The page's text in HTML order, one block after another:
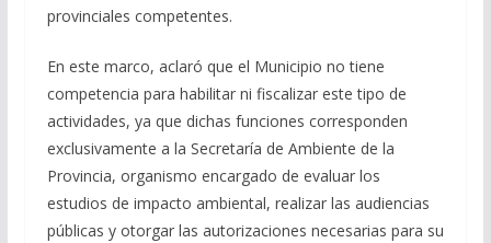
provinciales competentes.
En este marco, aclaró que el Municipio no tiene
competencia para habilitar ni fiscalizar este tipo de
actividades, ya que dichas funciones corresponden
exclusivamente a la Secretaría de Ambiente de la
Provincia, organismo encargado de evaluar los
estudios de impacto ambiental, realizar las audiencias
públicas y otorgar las autorizaciones necesarias para su